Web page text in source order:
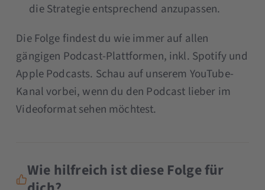
die Strategie entsprechend anzupassen.
Die Folge findest du wie immer auf allen
gängigen Podcast-Plattformen, inkl. Spotify und
Apple Podcasts. Schau auf unserem YouTube-
Kanal vorbei, wenn du den Podcast lieber im
Videoformat sehen möchtest.
Wie hilfreich ist diese Folge für